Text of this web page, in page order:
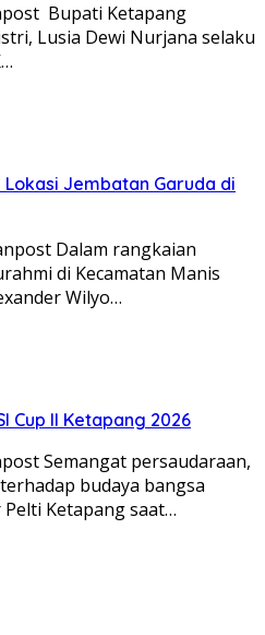
Bupati Ketapang
Lusia Dewi Nurjana selaku
Jembatan Garuda di
Dalam rangkaian
di Kecamatan Manis
Wilyo…
Cup II Ketapang 2026
Semangat persaudaraan,
budaya bangsa
Ketapang saat…